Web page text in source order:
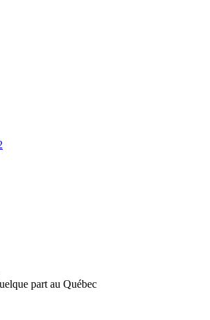
part au Québec